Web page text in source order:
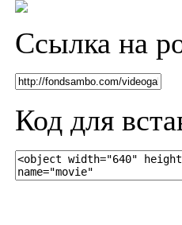
Ссылка на
Код для